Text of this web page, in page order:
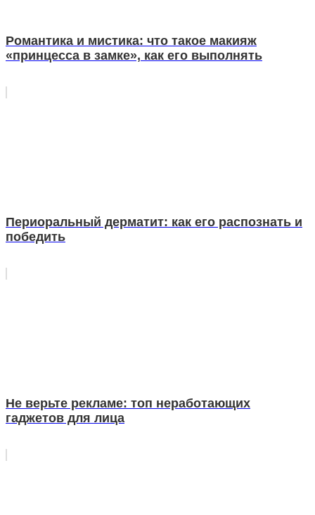
Романтика и мистика: что такое макияж
«принцесса в замке», как его выполнять
Периоральный дерматит: как его распознать и
победить
Не верьте рекламе: топ неработающих
гаджетов для лица